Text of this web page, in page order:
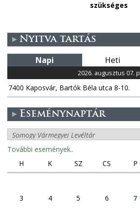
szükséges
Nyitva tartás
Napi Heti
2026. augusztus 07. p
7400 Kaposvár, Bartók Béla utca 8-10.
Eseménynaptár
További események..
H
K SZ CS P
3
4 5 6 7